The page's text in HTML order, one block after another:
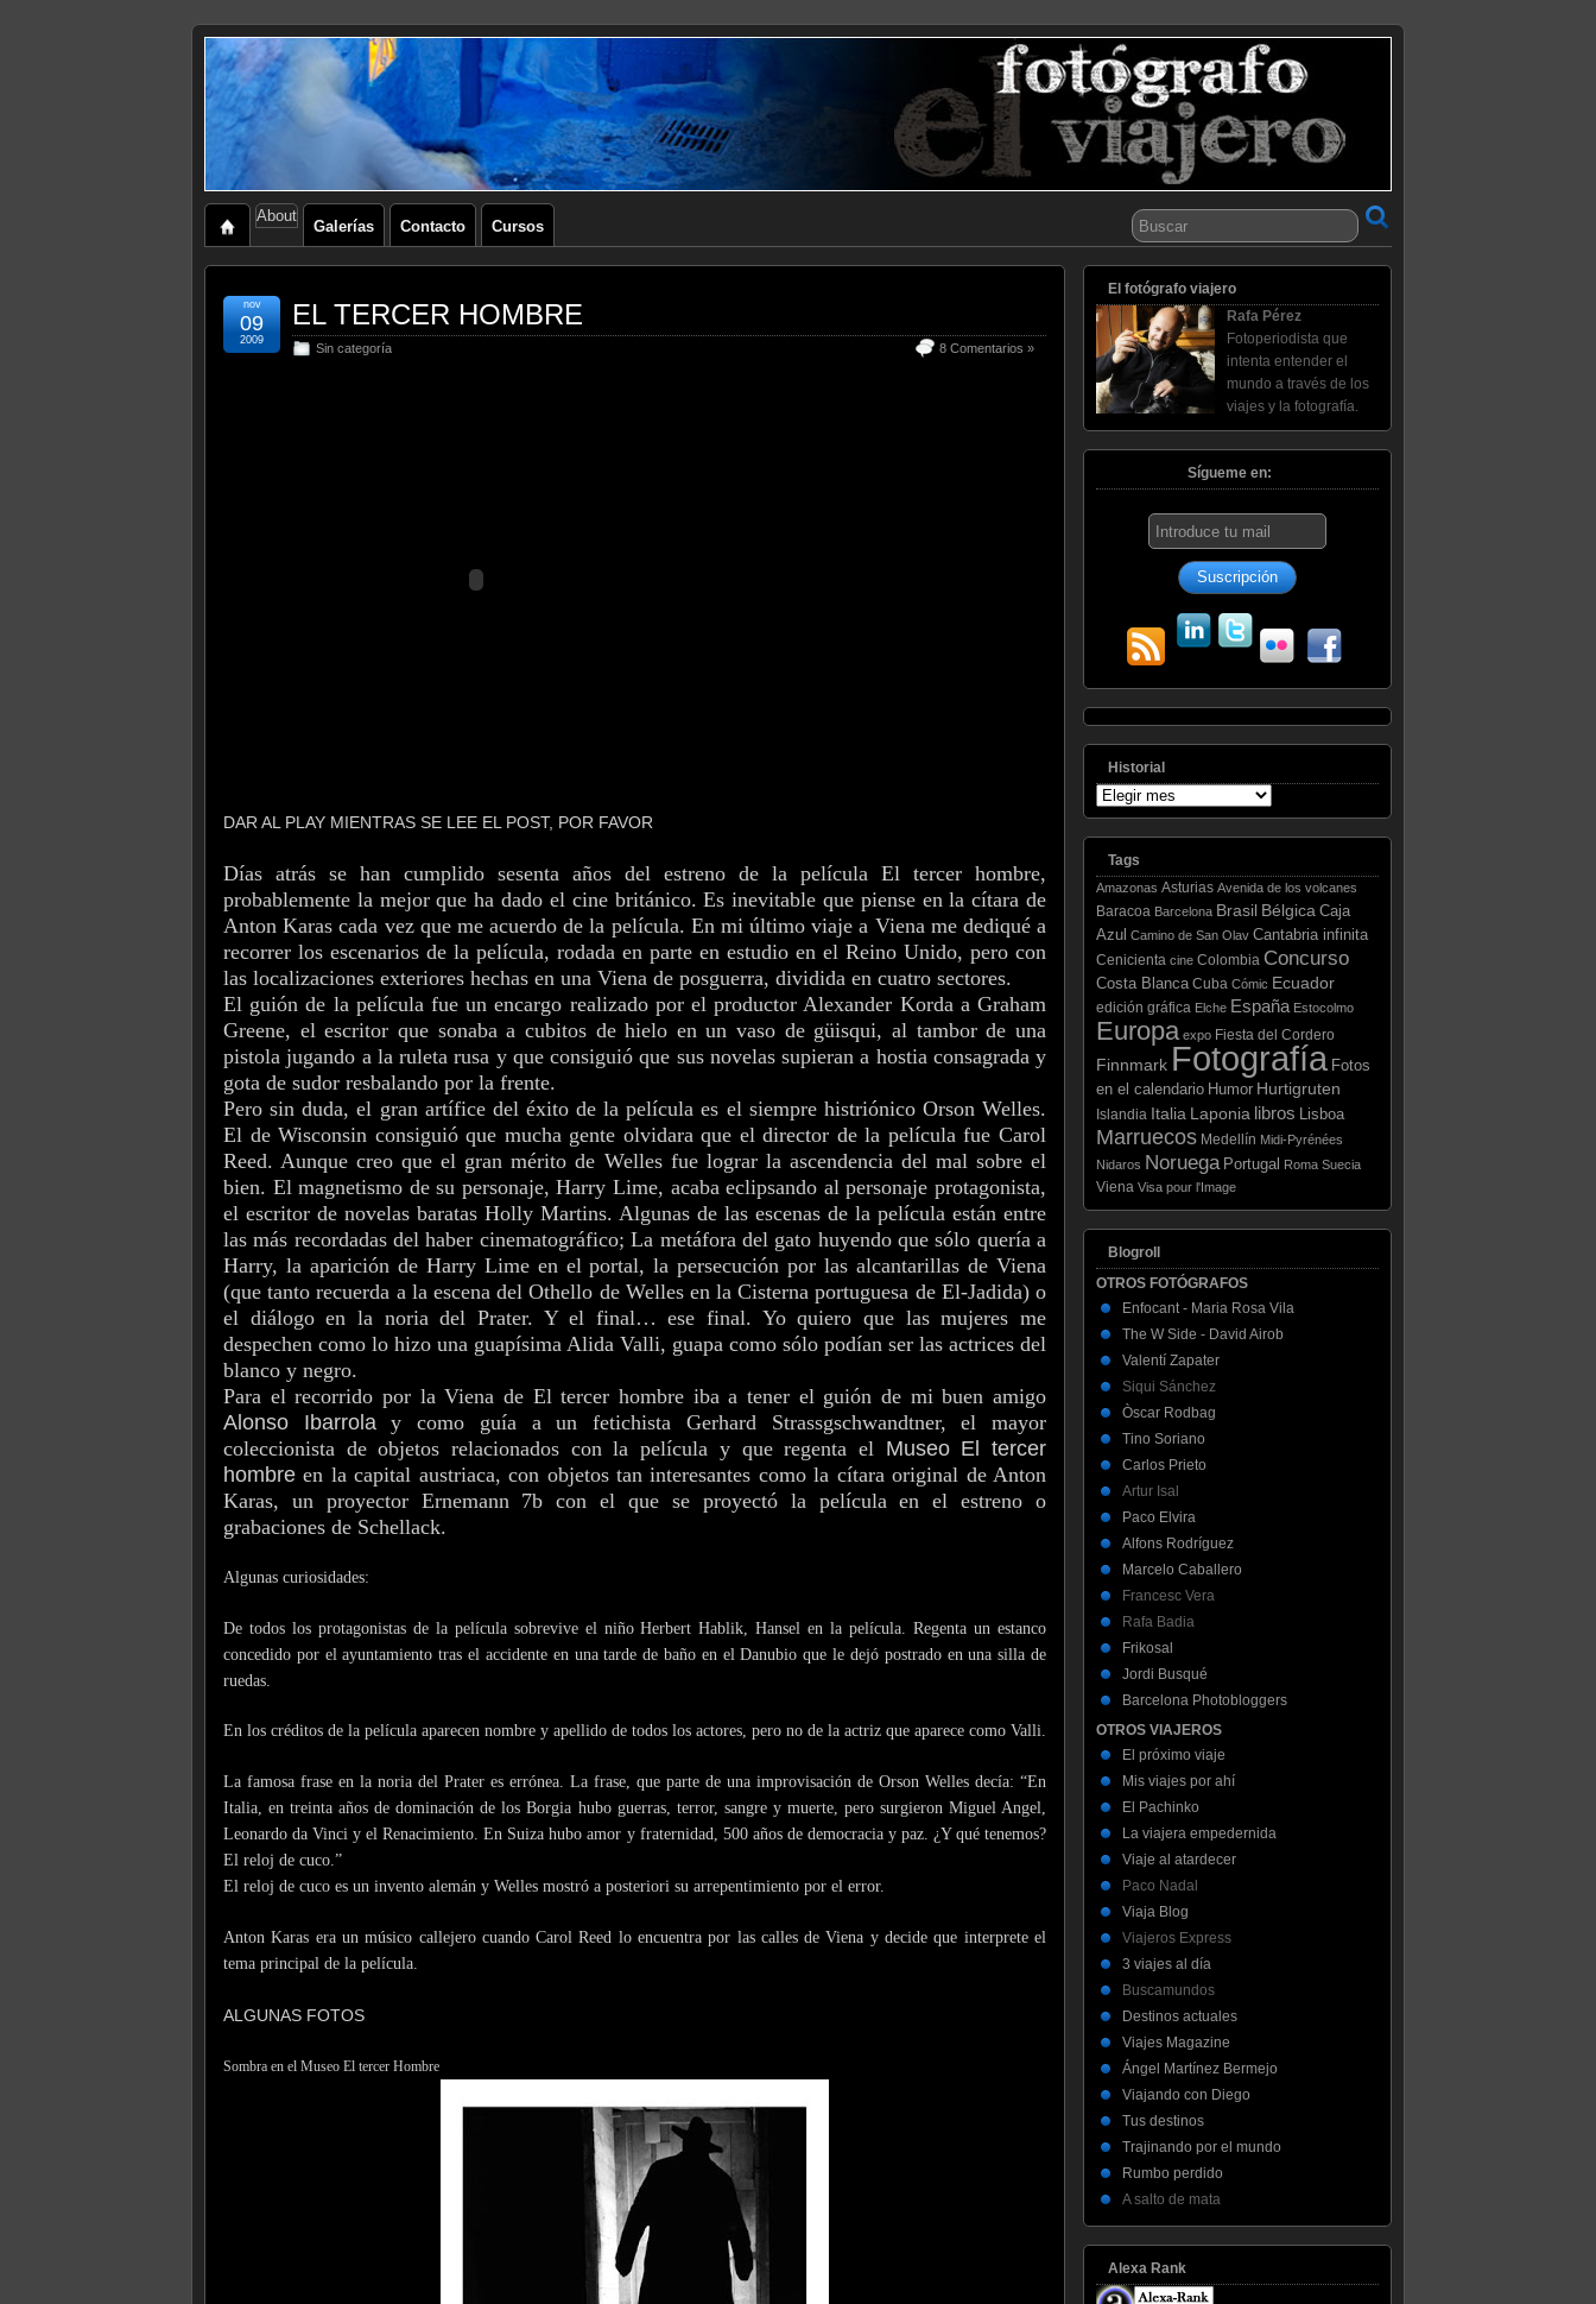
About
Galerías Contacto Cursos
EL TERCER HOMBRE
Sin categoría 8 Comentarios »
nov
09
2009
DAR AL PLAY MIENTRAS SE LEE EL POST, POR FAVOR
Días atrás se han cumplido sesenta años del estreno de la película El tercer hombre,
probablemente la mejor que ha dado el cine británico. Es inevitable que piense en la cítara de
Anton Karas cada vez que me acuerdo de la película. En mi último viaje a Viena me dediqué a
recorrer los escenarios de la película, rodada en parte en estudio en el Reino Unido, pero con
las localizaciones exteriores hechas en una Viena de posguerra, dividida en cuatro sectores.
El guión de la película fue un encargo realizado por el productor Alexander Korda a Graham
Greene, el escritor que sonaba a cubitos de hielo en un vaso de güisqui, al tambor de una
pistola jugando a la ruleta rusa y que consiguió que sus novelas supieran a hostia consagrada y
gota de sudor resbalando por la frente.
Pero sin duda, el gran artífice del éxito de la película es el siempre histriónico Orson Welles.
El de Wisconsin consiguió que mucha gente olvidara que el director de la película fue Carol
Reed. Aunque creo que el gran mérito de Welles fue lograr la ascendencia del mal sobre el
bien. El magnetismo de su personaje, Harry Lime, acaba eclipsando al personaje protagonista,
el escritor de novelas baratas Holly Martins. Algunas de las escenas de la película están entre
las más recordadas del haber cinematográfico; La metáfora del gato huyendo que sólo quería a
Harry, la aparición de Harry Lime en el portal, la persecución por las alcantarillas de Viena
(que tanto recuerda a la escena del Othello de Welles en la Cisterna portuguesa de El-Jadida) o
el diálogo en la noria del Prater. Y el final… ese final. Yo quiero que las mujeres me
despechen como lo hizo una guapísima Alida Valli, guapa como sólo podían ser las actrices del
blanco y negro.
Para el recorrido por la Viena de El tercer hombre iba a tener el guión de mi buen amigo
Alonso Ibarrola y como guía a un fetichista Gerhard Strassgschwandtner, el mayor
coleccionista de objetos relacionados con la película y que regenta el Museo El tercer
hombre en la capital austriaca, con objetos tan interesantes como la cítara original de Anton
Karas, un proyector Ernemann 7b con el que se proyectó la película en el estreno o
grabaciones de Schellack.
Algunas curiosidades:
De todos los protagonistas de la película sobrevive el niño Herbert Hablik, Hansel en la película. Regenta un estanco
concedido por el ayuntamiento tras el accidente en una tarde de baño en el Danubio que le dejó postrado en una silla de
ruedas.
En los créditos de la película aparecen nombre y apellido de todos los actores, pero no de la actriz que aparece como Valli.
La famosa frase en la noria del Prater es errónea. La frase, que parte de una improvisación de Orson Welles decía: “En
Italia, en treinta años de dominación de los Borgia hubo guerras, terror, sangre y muerte, pero surgieron Miguel Angel,
Leonardo da Vinci y el Renacimiento. En Suiza hubo amor y fraternidad, 500 años de democracia y paz. ¿Y qué tenemos?
El reloj de cuco.”
El reloj de cuco es un invento alemán y Welles mostró a posteriori su arrepentimiento por el error.
Anton Karas era un músico callejero cuando Carol Reed lo encuentra por las calles de Viena y decide que interprete el
tema principal de la película.
ALGUNAS FOTOS
Sombra en el Museo El tercer Hombre
El fotógrafo viajero
Rafa Pérez
Fotoperiodista que
intenta entender el
mundo a través de los
viajes y la fotografía.
Sígueme en:
Historial
Tags
Amazonas Asturias Avenida de los volcanes
Baracoa Barcelona Brasil Bélgica Caja
Azul Camino de San Olav Cantabria infinita
Cenicienta cine Colombia Concurso
Costa Blanca Cuba Cómic Ecuador
edición gráfica Elche España Estocolmo
Europa expo Fiesta del Cordero
Finnmark Fotografía Fotos
en el calendario Humor Hurtigruten
Islandia Italia Laponia libros Lisboa
Marruecos Medellín Midi-Pyrénées
Nidaros Noruega Portugal Roma Suecia
Viena Visa pour l'Image
Blogroll
OTROS FOTÓGRAFOS
Enfocant - Maria Rosa Vila
The W Side - David Airob
Valentí Zapater
Siqui Sánchez
Òscar Rodbag
Tino Soriano
Carlos Prieto
Artur Isal
Paco Elvira
Alfons Rodríguez
Marcelo Caballero
Francesc Vera
Rafa Badia
Frikosal
Jordi Busqué
Barcelona Photobloggers
OTROS VIAJEROS
El próximo viaje
Mis viajes por ahí
El Pachinko
La viajera empedernida
Viaje al atardecer
Paco Nadal
Viaja Blog
Viajeros Express
3 viajes al día
Buscamundos
Destinos actuales
Viajes Magazine
Ángel Martínez Bermejo
Viajando con Diego
Tus destinos
Trajinando por el mundo
Rumbo perdido
A salto de mata
Alexa Rank